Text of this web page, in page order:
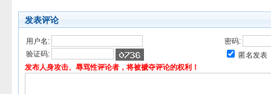
发表评论
用户名:
密码:
验证码:
匿名发表
发布人身攻击、辱骂性评论者，将被褫夺评论的权利！